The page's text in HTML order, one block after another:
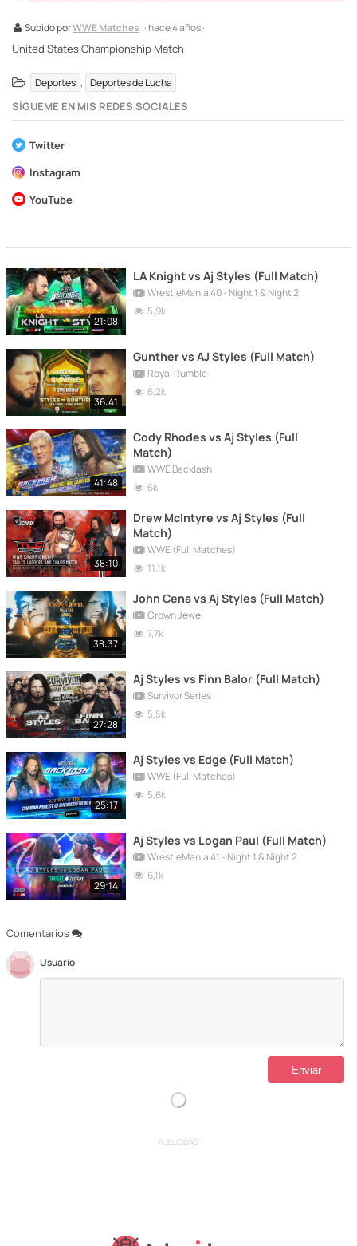
Subido porWWE Matches · hace 4 años ·
United States Championship Match
Deportes , Deportes de Lucha
SÍGUEME EN MIS REDES SOCIALES
Twitter
Instagram
YouTube
Comentarios
Usuario
21:08
LA Knight vs Aj Styles (Full Match)
WrestleMania 40 - Night 1 & Night 2
5,9k
36:41
Gunther vs AJ Styles (Full Match)
Royal Rumble
6,2k
41:48
Cody Rhodes vs Aj Styles (Full
Match)
WWE Backlash
6k
38:10
Drew McIntyre vs Aj Styles (Full
Match)
WWE (Full Matches)
11,1k
38:37
John Cena vs Aj Styles (Full Match)
Crown Jewel
7,7k
27:28
Aj Styles vs Finn Balor (Full Match)
Survivor Series
5,5k
25:17
Aj Styles vs Edge (Full Match)
WWE (Full Matches)
5,6k
29:14
Aj Styles vs Logan Paul (Full Match)
WrestleMania 41 - Night 1 & Night 2
6,1k
PUBLICIDAD